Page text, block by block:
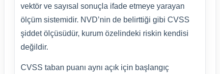
vektör ve sayısal sonuçla ifade etmeye yarayan
ölçüm sistemidir. NVD’nin de belirttiği gibi CVSS
şiddet ölçüsüdür, kurum özelindeki riskin kendisi
değildir.
CVSS taban puanı aynı açık için başlangıç